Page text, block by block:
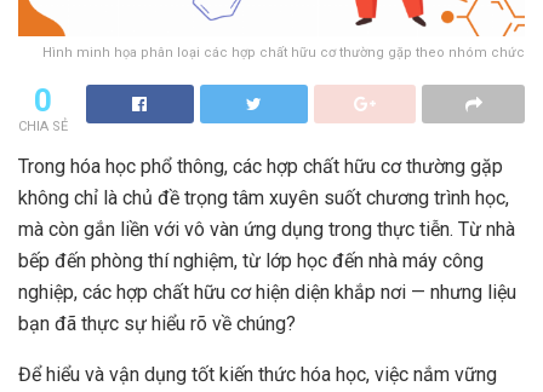
Hình minh họa phân loại các hợp chất hữu cơ thường gặp theo nhóm chức
0
CHIA SẺ
Trong hóa học phổ thông, các hợp chất hữu cơ thường gặp
không chỉ là chủ đề trọng tâm xuyên suốt chương trình học,
mà còn gắn liền với vô vàn ứng dụng trong thực tiễn. Từ nhà
bếp đến phòng thí nghiệm, từ lớp học đến nhà máy công
nghiệp, các hợp chất hữu cơ hiện diện khắp nơi — nhưng liệu
bạn đã thực sự hiểu rõ về chúng?
Để hiểu và vận dụng tốt kiến thức hóa học, việc nắm vững